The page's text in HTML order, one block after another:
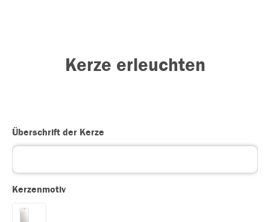
Kerze erleuchten
Überschrift der Kerze
Kerzenmotiv